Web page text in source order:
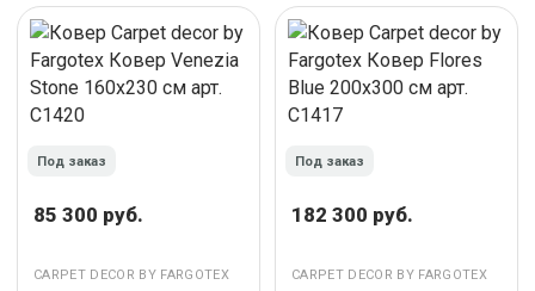
Под заказ
85 300 руб.
CARPET DECOR BY FARGOTEX
Под заказ
182 300 руб.
CARPET DECOR BY FARGOTEX